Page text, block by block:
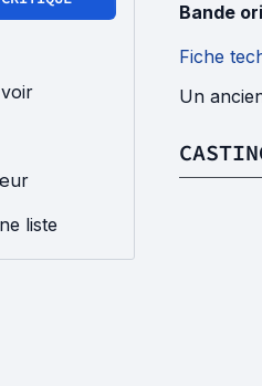
liste
Bande
Fiche
Un